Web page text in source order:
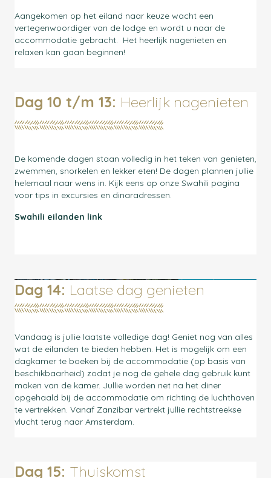
Aangekomen op het eiland naar keuze wacht een
vertegenwoordiger van de lodge en wordt u naar de
accommodatie gebracht. Het heerlijk nagenieten en
relaxen kan gaan beginnen!
Dag 10 t/m 13: Heerlijk nagenieten
De komende dagen staan volledig in het teken van genieten,
zwemmen, snorkelen en lekker eten! De dagen plannen jullie
helemaal naar wens in. Kijk eens op onze Swahili pagina
voor tips in excursies en dinaradressen.
Swahili eilanden link
Dag 14: Laatse dag genieten
Vandaag is jullie laatste volledige dag! Geniet nog van alles
wat de eilanden te bieden hebben. Het is mogelijk om een
dagkamer te boeken bij de accommodatie (op basis van
beschikbaarheid) zodat je nog de gehele dag gebruik kunt
maken van de kamer. Jullie worden net na het diner
opgehaald bij de accommodatie om richting de luchthaven
te vertrekken. Vanaf Zanzibar vertrekt jullie rechtstreekse
vlucht terug naar Amsterdam.
Dag 15: Thuiskomst